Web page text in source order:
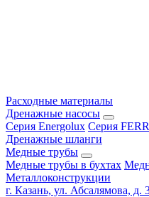
Расходные материалы
Дренажные насосы
Серия Energolux Серия
Дренажные шланги
Медные трубы
Медные трубы в бухтах
Металлоконструкции
г. Казань, ул. Абсалямова, д.